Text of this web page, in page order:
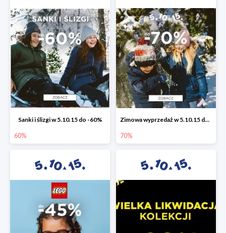
Sanki i ślizgi w 5.10.15 do -60%
60%
Zimowa wyprzedaż w 5.10.15 do -70%
70%